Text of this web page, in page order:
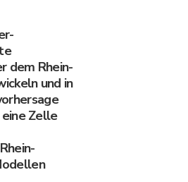
dem Rhein-
und in
Zelle